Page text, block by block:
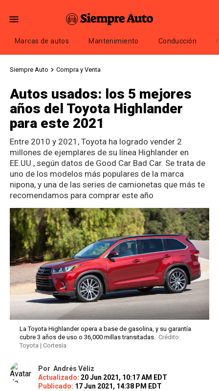
Marcas de autos Mantenimiento Conducción
Siempre Auto Compra y Venta
Autos usados: los 5 mejores
años del Toyota Highlander
para este 2021
Entre 2010 y 2021, Toyota ha logrado vender 2
millones de ejemplares de su línea Highlander en
EE.UU., según datos de Good Car Bad Car. Se trata de
uno de los modelos más populares de la marca
nipona, y una de las series de camionetas que más te
recomendamos para comprar este año
La Toyota Highlander opera a base de gasolina, y su garantía
cubre 3 años de uso o 36,000 millas transitadas. Crédito:
Toyota | Cortesía
Por Andrés Véliz
Actualizado: 20 Jun 2021, 10:17 AM EDT
Publicado: 17 Jun 2021, 14:38 PM EDT